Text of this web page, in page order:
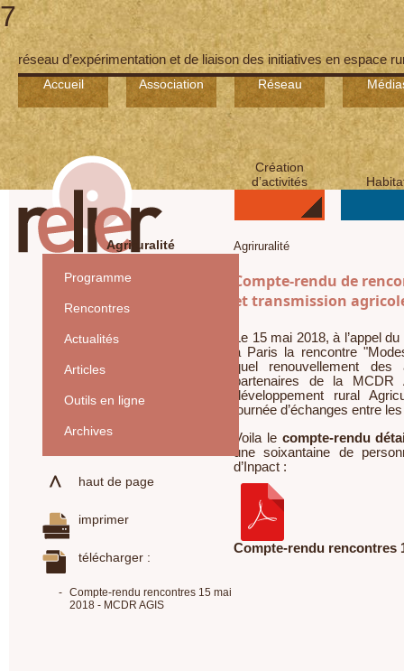
7
réseau d’expérimentation et de liaison des initiatives en espace
Accueil Association Réseau
Création
d’activités
Agriruralité
Programme
Rencontres
Actualités
Articles
Outils en ligne
Archives
haut de page
imprimer
télécharger :
-
Compte-rendu rencontres 15 mai
2018 - MCDR AGIS
Agriruralité
Compte-rendu de
et transmission
Le 15 mai 2018, à l’appel
à Paris la rencontre
quel renouvellement
partenaires de la
développement rural
journée d’échanges entre
Voila le compte-rendu
une soixantaine de
d’Inpact :
Compte-rendu rencontres